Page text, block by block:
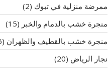
ممرضة منزلية في تبوك (2)
منجرة خشب بالدمام والخبر (15)
منجرة خشب بالقطيف والظهران (16)
نجار الرياض (20)